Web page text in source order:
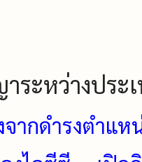
ระหว่างประ
ากดำรงตำแ